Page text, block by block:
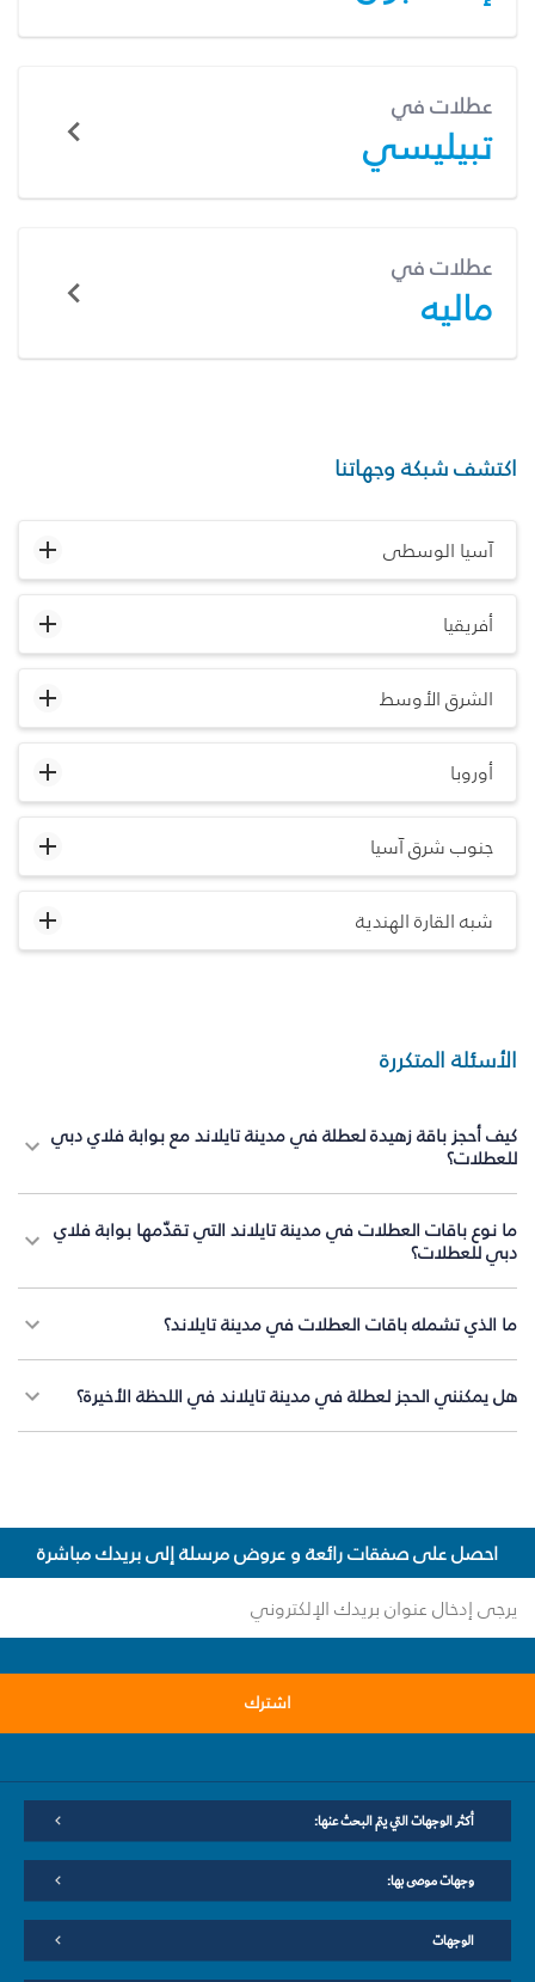
عطلات في
تبيليسي
عطلات في
ماليه
اكتشف شبكة وجهاتنا
آسيا الوسطى
أفريقيا
الشرق الأوسط
أوروبا
جنوب شرق آسيا
شبه القارة الهندية
الأسئلة المتكررة
كيف أحجز باقة زهيدة لعطلة في مدينة تايلاند مع بوابة فلاي دبي
للعطلات؟
ما نوع باقات العطلات في مدينة تايلاند التي تقدّمها بوابة فلاي
دبي للعطلات؟
ما الذي تشمله باقات العطلات في مدينة تايلاند؟
هل يمكنني الحجز لعطلة في مدينة تايلاند في اللحظة الأخيرة؟
احصل على صفقات رائعة و عروض مرسلة إلى بريدك مباشرة
اشترك
أكثر الوجهات التي يتم البحث عنها:
وجهات موصى بها:
الوجهات